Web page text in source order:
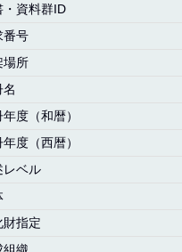
・資料群ID
番号
場所
名
度（和暦）
度（西暦）
レベル
財指定